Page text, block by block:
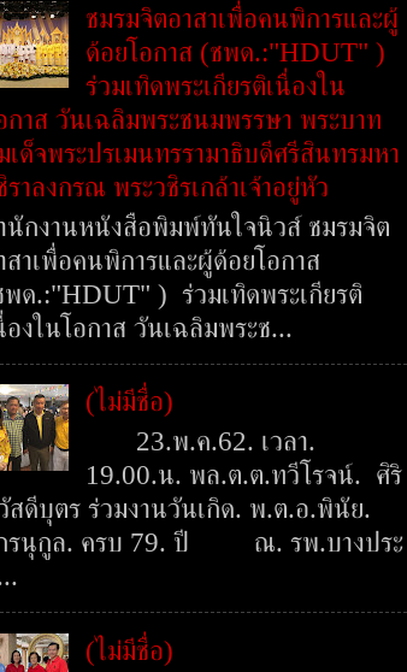
ชมรมจิตอาสาเพื่อคนพิการและผู้
ด้อยโอกาส (ชพด.:"HDUT" )
ร่วมเทิดพระเกียรติเนื่องใน
กาส วันเฉลิมพระชนมพรรษา พระบาท
เด็จพระปรเมนทรรามาธิบดีศรีสินทรมหา
ราลงกรณ พระวชิรเกล้าเจ้าอยู่หัว
นักงานหนังสือพิมพ์ทันใจนิวส์ ชมรมจิต
สาเพื่อคนพิการและผู้ด้อยโอกาส
พด.:"HDUT" ) ร่วมเทิดพระเกียรติ
องในโอกาส วันเฉลิมพระช...
(ไม่มีชื่อ)
23.พ.ค.62. เวลา.
19.00.น. พล.ต.ต.ทวีโรจน์. ศิริ
สดีบุตร ร่วมงานวันเกิด. พ.ต.อ.พินัย.
รนุกูล. ครบ 79. ปี ณ. รพ.บางประ
(ไม่มีชื่อ)